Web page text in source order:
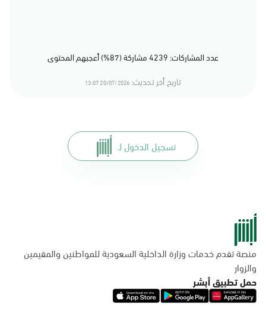
عدد المشاركات: 4239 مشاركة (87%) أعجبهم المحتوى
تاريخ أخر تحديث: 20/07/2026 13:07
تسجيل الدخول لـ
منصة تقدم خدمات وزارة الداخلية السعودية للمواطنين والمقيمين
والزوار
حمل تطبيق أبشر